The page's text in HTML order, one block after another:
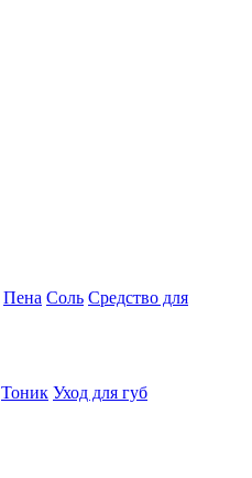
Пена Соль Средство для
Тоник Уход для губ